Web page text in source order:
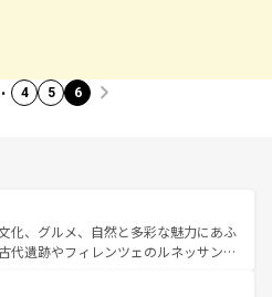
4 5 6
化、グルメ、自然と多彩な魅力にあふ
代遺跡やフィレンツェのルネッサンス
美しい田園風景やアマルフィ海岸の絶